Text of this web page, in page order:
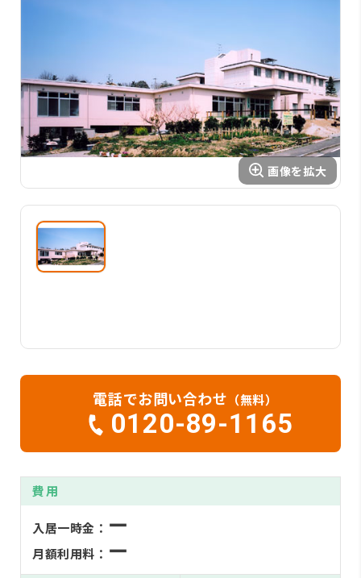
電話でお問い合わせ （無料）
0120-89-1165
費用
入居一時金： ー
月額利用料： ー